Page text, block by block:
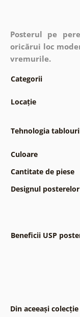
Posterul pe
oricărui loc
vremurile.
Categorii
Locație
Tehnologia
Culoare
Cantitate de piese
Designul posterelor
Beneficii USP
Din aceeași colecție